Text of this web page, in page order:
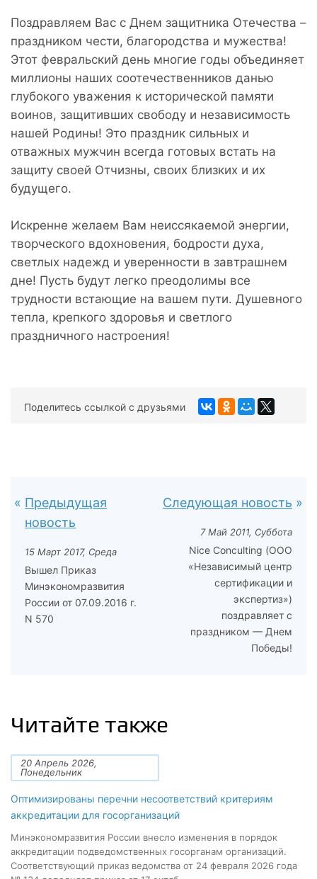
Поздравляем Вас с Днем защитника Отечества –
праздником чести, благородства и мужества!
Этот февральский день многие годы объединяет
миллионы наших соотечественников данью
глубокого уважения к исторической памяти
воинов, защитивших свободу и независимость
нашей Родины! Это праздник сильных и
отважных мужчин всегда готовых встать на
защиту своей Отчизны, своих близких и их
будущего.
Искренне желаем Вам неиссякаемой энергии,
творческого вдохновения, бодрости духа,
светлых надежд и уверенности в завтрашнем
дне! Пусть будут легко преодолимы все
трудности встающие на вашем пути. Душевного
тепла, крепкого здоровья и светлого
праздничного настроения!
Поделитесь ссылкой с друзьями
Предыдущая
новость
15 Март 2017, Среда
Вышел Приказ
Минэкономразвития
России от 07.09.2016 г.
N 570
Следующая новость
7 Май 2011, Суббота
Nice Conculting (ООО
«Независимый центр
сертификации и
экспертиз»)
поздравляет с
праздником — Днем
Победы!
Читайте также
20 Апрель 2026,
Понедельник
Оптимизированы перечни несоответствий критериям
аккредитации для госорганизаций
Минэкономразвития России внесло изменения в порядок
аккредитации подведомственных госорганам организаций.
Соответствующий приказ ведомства от 24 февраля 2026 года